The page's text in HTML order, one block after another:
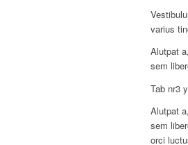
varius
Alutpat
sem
Tab nr3
Alutpat
sem
orci